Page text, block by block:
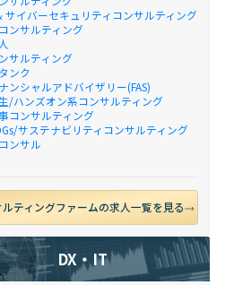
サイバーセキュリティコンサルティング
ンサルティング
サルティング
ンク
ンシャルアドバイザリー(FAS)
/ハンズオン系コンサルティング
コンサルティング
サステナビリティコンサルティング
ンサル
ルティングファームの求人一覧を見る
DX・IT